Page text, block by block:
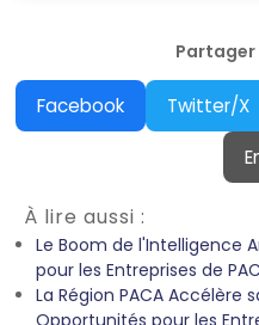
Facebook Twitter/X
À lire aussi :
Le Boom de l'Intelligence
pour les Entreprises de
La Région PACA Accélère
Opportunités pour les